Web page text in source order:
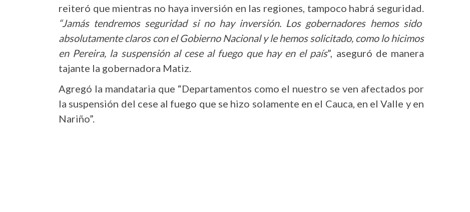
reiteró que mientras no haya inversión en las regiones, tampoco habrá seguridad.
“Jamás tendremos seguridad si no hay inversión. Los gobernadores hemos sido
absolutamente claros con el Gobierno Nacional y le hemos solicitado, como lo hicimos
en Pereira, la suspensión al cese al fuego que hay en el país”, aseguró de manera
tajante la gobernadora Matiz.
Agregó la mandataria que “Departamentos como el nuestro se ven afectados por
la suspensión del cese al fuego que se hizo solamente en el Cauca, en el Valle y en
Nariño”.